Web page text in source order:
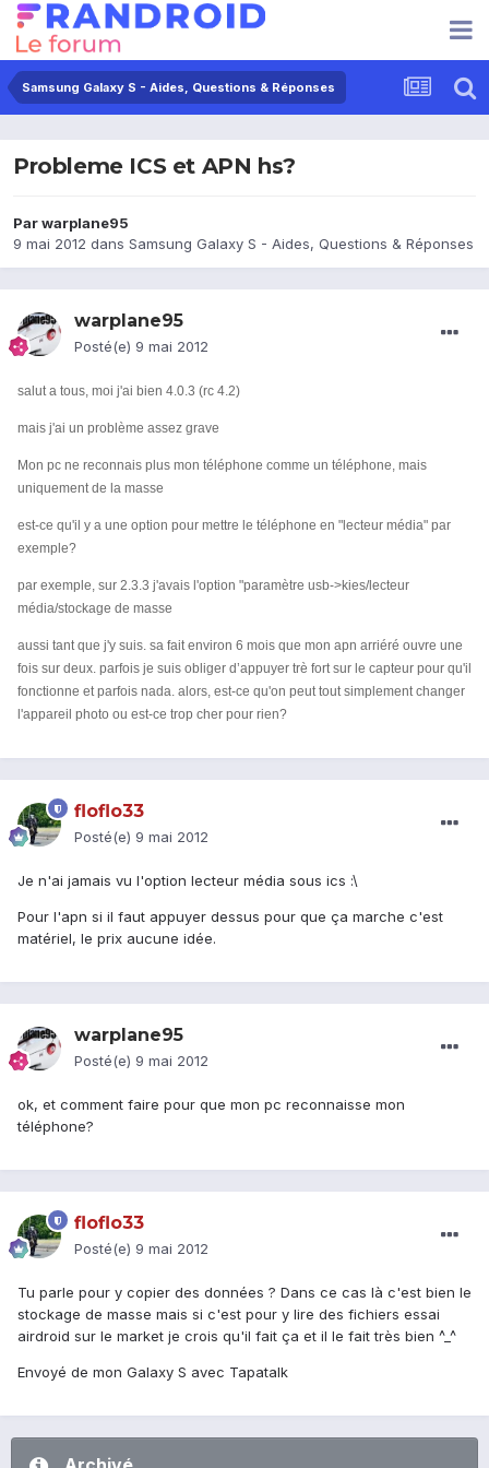
Samsung Galaxy S - Aides, Questions & Réponses
Probleme ICS et APN hs?
Parwarplane95
9 mai 2012 dans Samsung Galaxy S - Aides, Questions & Réponses
warplane95
Posté(e) 9 mai 2012
salut a tous, moi j'ai bien 4.0.3 (rc 4.2)
mais j'ai un problème assez grave
Mon pc ne reconnais plus mon téléphone comme un téléphone, mais
uniquement de la masse
est-ce qu'il y a une option pour mettre le téléphone en "lecteur média" par
exemple?
par exemple, sur 2.3.3 j'avais l'option "paramètre usb->kies/lecteur
média/stockage de masse
aussi tant que j'y suis. sa fait environ 6 mois que mon apn arriéré ouvre une
fois sur deux. parfois je suis obliger d’appuyer trè fort sur le capteur pour qu'il
fonctionne et parfois nada. alors, est-ce qu'on peut tout simplement changer
l'appareil photo ou est-ce trop cher pour rien?
floflo33
Posté(e) 9 mai 2012
Je n'ai jamais vu l'option lecteur média sous ics :\
Pour l'apn si il faut appuyer dessus pour que ça marche c'est
matériel, le prix aucune idée.
warplane95
Posté(e) 9 mai 2012
ok, et comment faire pour que mon pc reconnaisse mon
téléphone?
floflo33
Posté(e) 9 mai 2012
Tu parle pour y copier des données ? Dans ce cas là c'est bien le
stockage de masse mais si c'est pour y lire des fichiers essai
airdroid sur le market je crois qu'il fait ça et il le fait très bien ^_^
Envoyé de mon Galaxy S avec Tapatalk